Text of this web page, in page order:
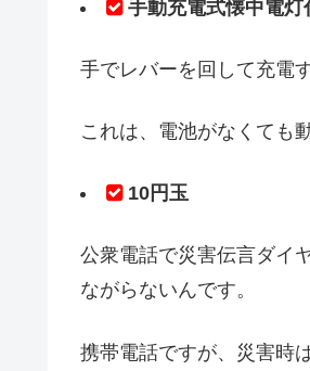
手動充電式懐中電灯
手でレバーを回して充電
これは、電池がなくても
10円玉
公衆電話で災害伝言ダイ
ながらないんです。
携帯電話ですが、災害時